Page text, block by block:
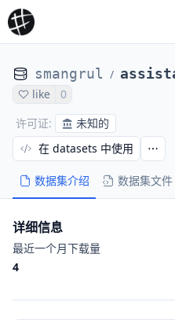
smangrul /
like
0
许可证: 未知的
数据集介绍 数据集文件
在 datasets 中使用
详细信息
最近一个月下载量
4